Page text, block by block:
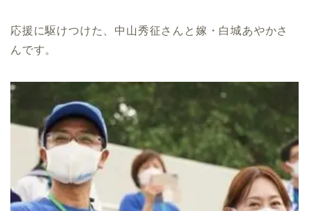
応援に駆けつけた、中山秀征さんと嫁・白城あやかさ
んです。